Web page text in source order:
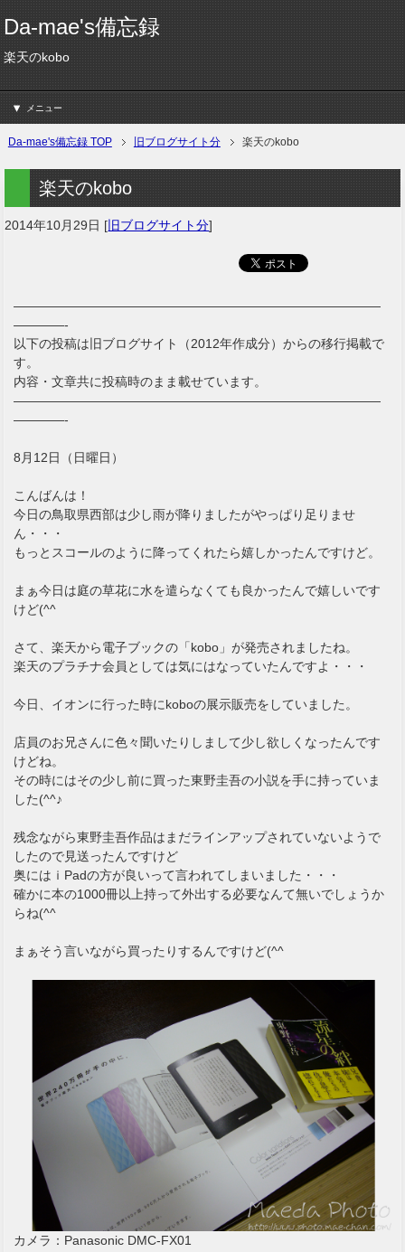
Da-mae's備忘録
楽天のkobo
メニュー
Da-mae's備忘録 TOP 旧ブログサイト分 楽天のkobo
楽天のkobo
2014年10月29日 [ 旧ブログサイト分]
—————————————————————————————
————-
以下の投稿は旧ブログサイト（2012年作成分）からの移行掲載で
す。
内容・文章共に投稿時のまま載せています。
—————————————————————————————
————-
8月12日（日曜日）
こんばんは！
今日の鳥取県西部は少し雨が降りましたがやっぱり足りませ
ん・・・
もっとスコールのように降ってくれたら嬉しかったんですけど。
まぁ今日は庭の草花に水を遣らなくても良かったんで嬉しいです
けど(^^ゞ
さて、楽天から電子ブックの「kobo」が発売されましたね。
楽天のプラチナ会員としては気にはなっていたんですよ・・・
今日、イオンに行った時にkoboの展示販売をしていました。
店員のお兄さんに色々聞いたりしまして少し欲しくなったんです
けどね。
その時にはその少し前に買った東野圭吾の小説を手に持っていま
した(^^♪
残念ながら東野圭吾作品はまだラインアップされていないようで
したので見送ったんですけど
奥にはｉPadの方が良いって言われてしまいました・・・
確かに本の1000冊以上持って外出する必要なんて無いでしょうか
らね(^^ゞ
まぁそう言いながら買ったりするんですけど(^^ゞ
カメラ：Panasonic DMC-FX01